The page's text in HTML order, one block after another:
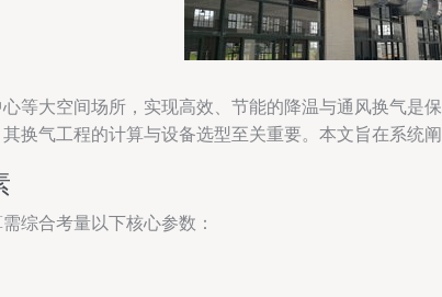
等大空间场所，实现高效、节能的降温与通风换气是
换气工程的计算与设备选型至关重要。本文旨在系统
综合考量以下核心参数：